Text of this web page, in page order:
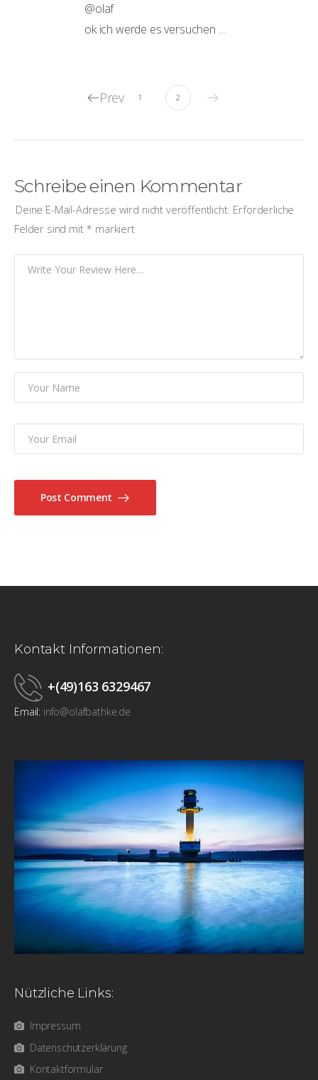
@olaf
ok ich werde es versuchen …
Prev 1 2
Schreibe einen Kommentar
Deine E-Mail-Adresse wird nicht veröffentlicht. Erforderliche
Felder sind mit * markiert
Post Comment
Kontakt Informationen:
+(49)163 6329467
Email: info@olafbathke.de
Nützliche Links:
Impressum
Datenschutzerklärung
Kontaktformular